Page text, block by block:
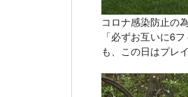
コロナ感染防止の
「必ずお互いに6
も、この日はプレ